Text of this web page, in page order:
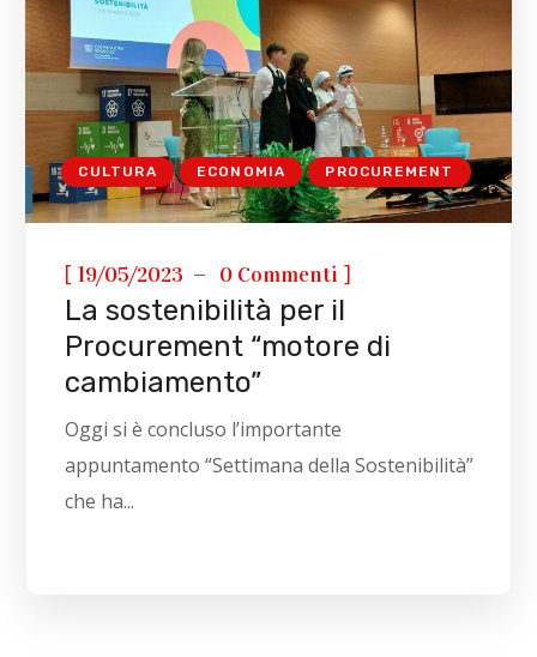
CULTURA ECONOMIA PROCUREMENT
[19/05/2023 0 Commenti ]
La sostenibilità per il
Procurement “motore di
cambiamento”
Oggi si è concluso l’importante
appuntamento “Settimana della Sostenibilità”
che ha...